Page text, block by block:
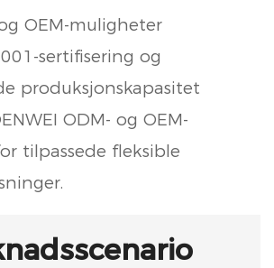
OEM-muligheter
sertifisering og
produksjonskapasitet
ODM- og OEM-
tilpassede fleksible